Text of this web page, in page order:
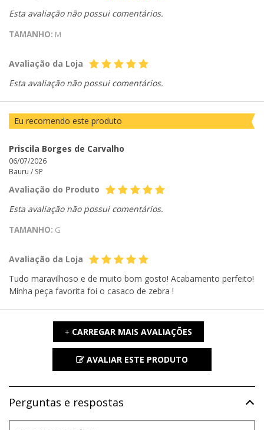
Esta avaliação não possui comentários.
TAMANHO: M
Avaliação da Loja
Esta avaliação não possui comentários.
Eu recomendo este produto
Priscila Borges de Carvalho
06/07/2026
Bauru / SP
Avaliação do Produto
Esta avaliação não possui comentários.
TAMANHO: G
Avaliação da Loja
Tudo maravilhoso e de muito bom gosto! Acabamento perfeito!
Minha peça favorita foi o casaco de zebra !
+ CARREGAR MAIS AVALIAÇÕES
AVALIAR ESTE PRODUTO
Perguntas e respostas